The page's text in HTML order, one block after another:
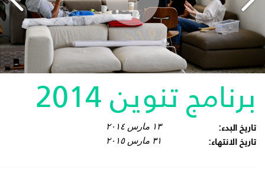
برنامج تنوين 2014
تاريخ البدء: ١٣ مارس ٢٠١٤
تاريخ الانتهاء: ٣١ مارس ٢٠١٥